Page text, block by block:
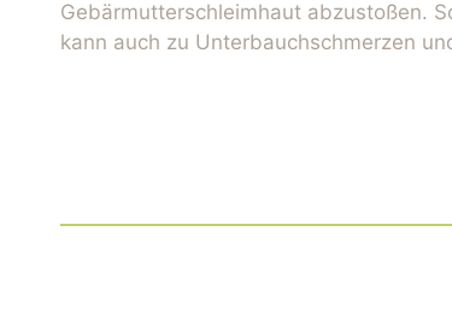
Gebärmutterschleimhaut abzustoßen.
kann auch zu Unterbauchschmerzen